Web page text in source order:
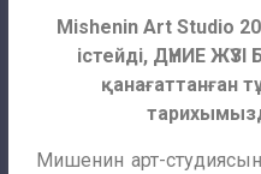
Mishenin Art Studio
істейді, ДҮНИЕ
қанағаттанған
Мишенин арт-